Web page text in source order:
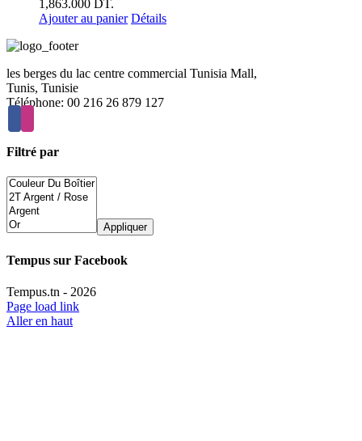
1,863.000 DT.
Ajouter au panier Détails
les berges du lac centre commercial Tunisia Mall,
Tunis, Tunisie
Téléphone: 00 216 26 879 127
Filtré par
Appliquer
Tempus sur Facebook
Tempus.tn - 2026
Page load link
Aller en haut